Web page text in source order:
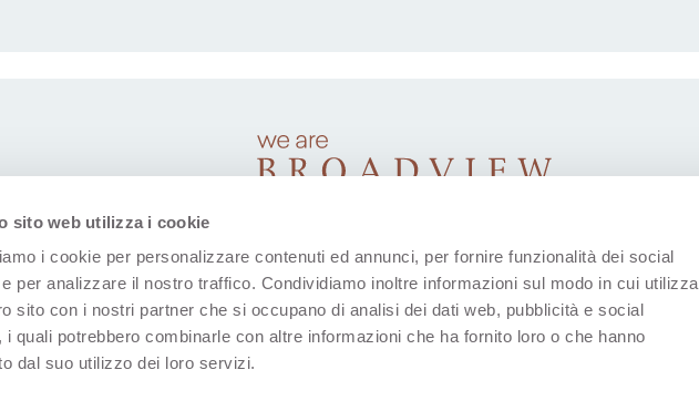
sito web utilizza i cookie
i cookie per personalizzare contenuti ed annunci, per fornire funzionalità dei social
per analizzare il nostro traffico. Condividiamo inoltre informazioni sul modo in cui utilizza
sito con i nostri partner che si occupano di analisi dei dati web, pubblicità e social
i quali potrebbero combinarle con altre informazioni che ha fornito loro o che hanno
dal suo utilizzo dei loro servizi.